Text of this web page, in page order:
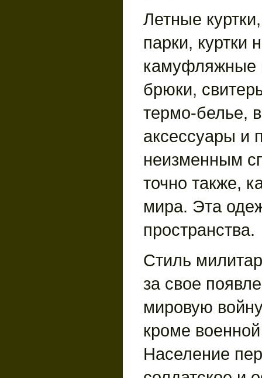
Летные
парки, куртки
камуфляжные
брюки,
термо-белье,
аксессуары и
неизменным
точно также,
мира. Эта
пространства.
Стиль
за свое
мировую
кроме
Население